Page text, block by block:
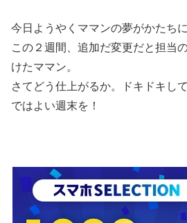
今日ようやくママンの夢がかたち
この２週間、追加だ変更だと担当
けたママン。
さてどう仕上がるか。ドキドキして
ではよい週末を！